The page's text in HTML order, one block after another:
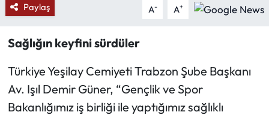
Paylaş A- A+
Sağlığın keyfini sürdüler
Türkiye Yeşilay Cemiyeti Trabzon Şube Başkanı
Av. Işıl Demir Güner, “Gençlik ve Spor
Bakanlığımız iş birliği ile yaptığımız sağlıklı
Sağlık
Turizm
Teknoloji